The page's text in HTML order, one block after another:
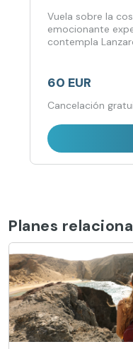
Vuela sobre la
emocionante
contempla
60 EUR
Cancelación
Planes